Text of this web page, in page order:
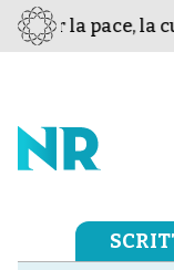
per la pace, la